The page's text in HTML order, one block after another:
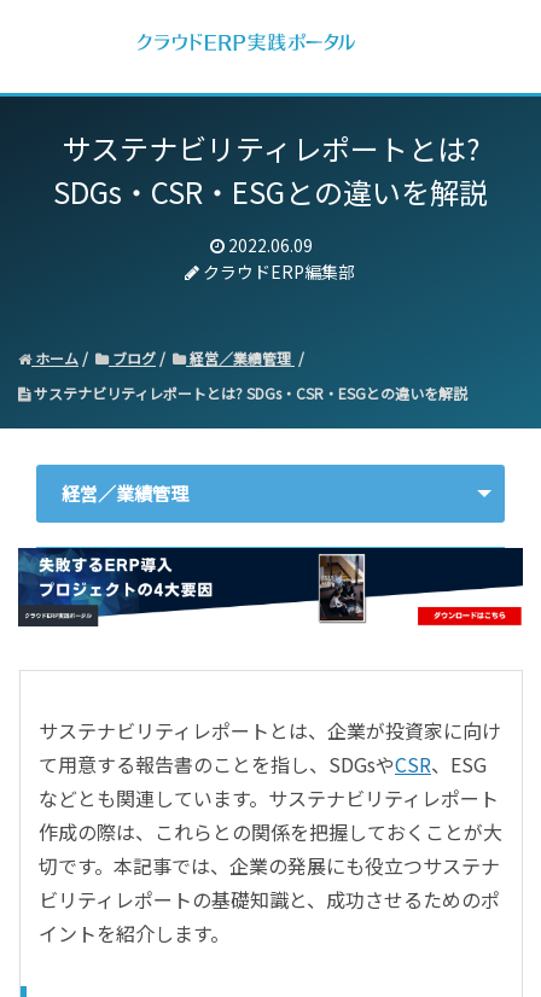
サステナビリティレポートとは?
SDGs・CSR・ESGとの違いを解説
2022.06.09
クラウドERP編集部
ホーム ブログ
経営／業績管理
サステナビリティレポートとは? SDGs・CSR・ESGとの違いを解説
経営／業績管理
ERP
会計
CRM／営業支援／Eコマース
DX（2025年の崖）／クラウドコンピューティング
データ分析／BI
ガバナンス／リスク管理
BPR／業務改善
サステナビリティレポートとは、企業が投資家に向け
て用意する報告書のことを指し、SDGsやCSR、ESG
などとも関連しています。サステナビリティレポート
作成の際は、これらとの関係を把握しておくことが大
切です。本記事では、企業の発展にも役立つサステナ
ビリティレポートの基礎知識と、成功させるためのポ
イントを紹介します。